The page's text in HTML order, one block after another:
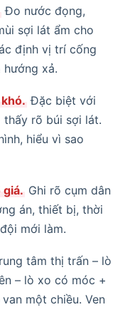
Đo nước đọng,
sợi lát ẩm cho
định vị trí cống
hướng xả.
Đặc biệt với
thấy rõ búi sợi lát.
hiểu vì sao
giá. Ghi rõ cụm dân
án, thiết bị, thời
mới làm.
tâm thị trấn – lò
– lò xo có móc +
một chiều. Ven